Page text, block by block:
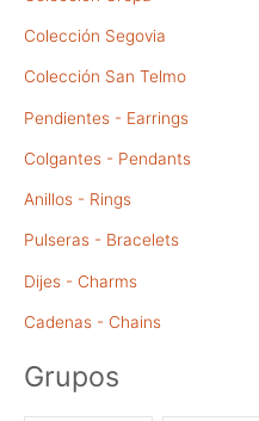
Colección Segovia
Colección San Telmo
Pendientes - Earrings
Colgantes - Pendants
Anillos - Rings
Pulseras - Bracelets
Dijes - Charms
Cadenas - Chains
Grupos